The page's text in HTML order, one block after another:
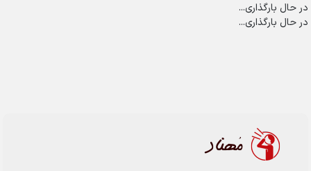
در حال بارگذاری...
در حال بارگذاری...